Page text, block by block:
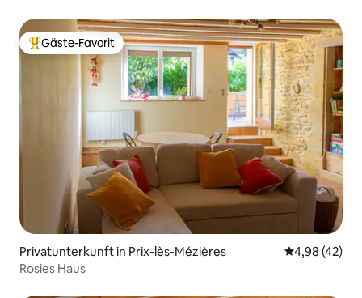
Beliebter Gäste-Favorit.
Gäste-Favorit
Privatunterkunft in Prix-lès-Mézières
4,98 (42)
Rosies Haus